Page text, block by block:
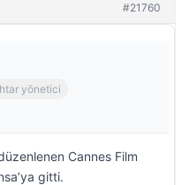
#21760
yönetici
Cannes Film
gitti.